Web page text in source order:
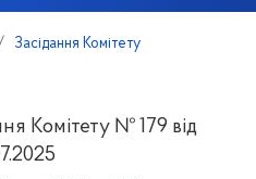
Засідання Комітету
Комітету № 179 від